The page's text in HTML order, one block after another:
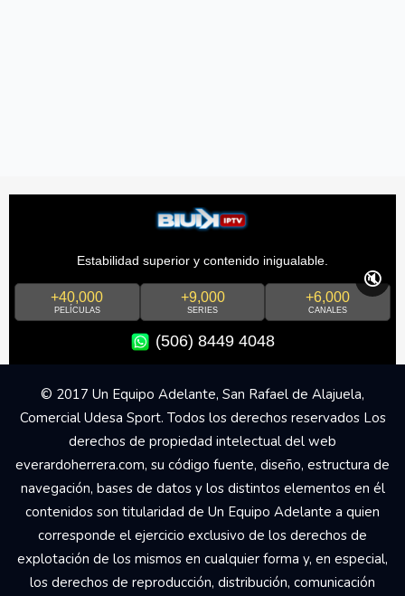
Estabilidad superior y contenido inigualable.
+40,000
PELÍCULAS
+9,000
SERIES
+6,000
CANALES
(506) 8449 4048
🔇
© 2017 Un Equipo Adelante, San Rafael de Alajuela,
Comercial Udesa Sport. Todos los derechos reservados Los
derechos de propiedad intelectual del web
everardoherrera.com, su código fuente, diseño, estructura de
navegación, bases de datos y los distintos elementos en él
contenidos son titularidad de Un Equipo Adelante a quien
corresponde el ejercicio exclusivo de los derechos de
explotación de los mismos en cualquier forma y, en especial,
los derechos de reproducción, distribución, comunicación